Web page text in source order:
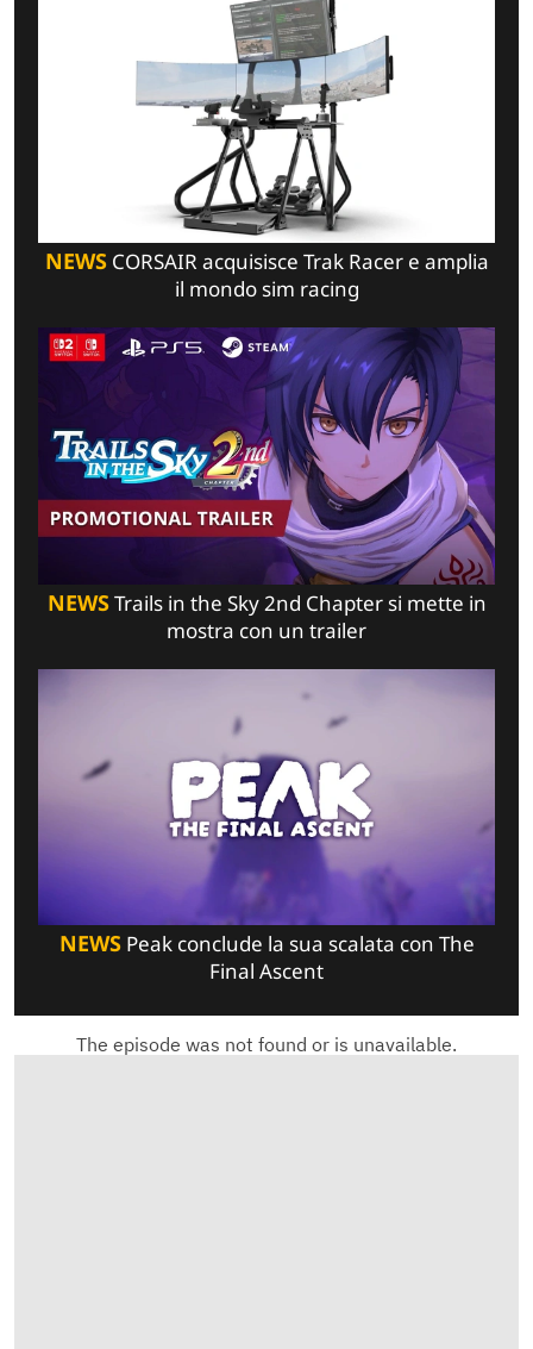
NEWSCORSAIR acquisisce Trak Racer e amplia
il mondo sim racing
NEWSTrails in the Sky 2nd Chapter si mette in
mostra con un trailer
NEWSPeak conclude la sua scalata con The
Final Ascent